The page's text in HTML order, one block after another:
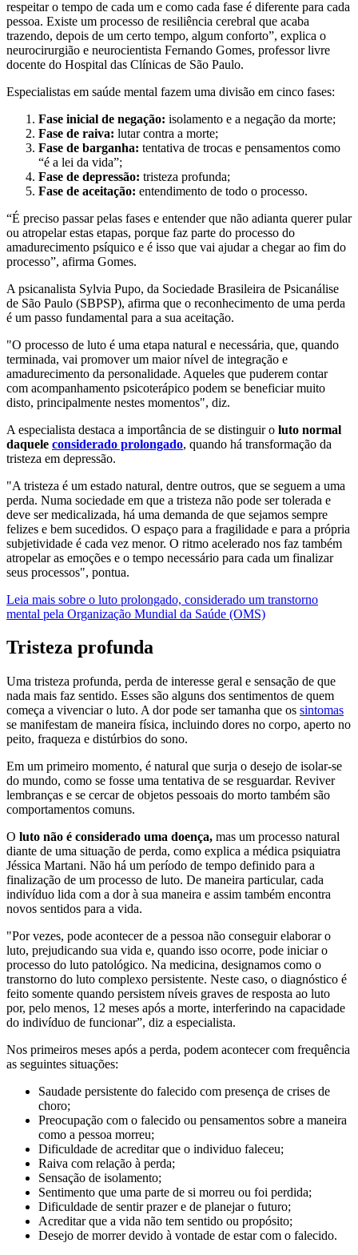
respeitar o tempo de cada um e como cada fase é diferente para cada
pessoa. Existe um processo de resiliência cerebral que acaba
trazendo, depois de um certo tempo, algum conforto”, explica o
neurocirurgião e neurocientista Fernando Gomes, professor livre
docente do Hospital das Clínicas de São Paulo.
Especialistas em saúde mental fazem uma divisão em cinco fases:
Fase inicial de negação: isolamento e a negação da morte;
Fase de raiva: lutar contra a morte;
Fase de barganha: tentativa de trocas e pensamentos como
“é a lei da vida”;
Fase de depressão: tristeza profunda;
Fase de aceitação: entendimento de todo o processo.
“É preciso passar pelas fases e entender que não adianta querer pular
ou atropelar estas etapas, porque faz parte do processo do
amadurecimento psíquico e é isso que vai ajudar a chegar ao fim do
processo”, afirma Gomes.
A psicanalista Sylvia Pupo, da Sociedade Brasileira de Psicanálise
de São Paulo (SBPSP), afirma que o reconhecimento de uma perda
é um passo fundamental para a sua aceitação.
"O processo de luto é uma etapa natural e necessária, que, quando
terminada, vai promover um maior nível de integração e
amadurecimento da personalidade. Aqueles que puderem contar
com acompanhamento psicoterápico podem se beneficiar muito
disto, principalmente nestes momentos", diz.
A especialista destaca a importância de se distinguir o luto normal
daquele considerado prolongado, quando há transformação da
tristeza em depressão.
"A tristeza é um estado natural, dentre outros, que se seguem a uma
perda. Numa sociedade em que a tristeza não pode ser tolerada e
deve ser medicalizada, há uma demanda de que sejamos sempre
felizes e bem sucedidos. O espaço para a fragilidade e para a própria
subjetividade é cada vez menor. O ritmo acelerado nos faz também
atropelar as emoções e o tempo necessário para cada um finalizar
seus processos", pontua.
Leia mais sobre o luto prolongado, considerado um transtorno
mental pela Organização Mundial da Saúde (OMS)
Tristeza profunda
Uma tristeza profunda, perda de interesse geral e sensação de que
nada mais faz sentido. Esses são alguns dos sentimentos de quem
começa a vivenciar o luto. A dor pode ser tamanha que os sintomas
se manifestam de maneira física, incluindo dores no corpo, aperto no
peito, fraqueza e distúrbios do sono.
Em um primeiro momento, é natural que surja o desejo de isolar-se
do mundo, como se fosse uma tentativa de se resguardar. Reviver
lembranças e se cercar de objetos pessoais do morto também são
comportamentos comuns.
O luto não é considerado uma doença, mas um processo natural
diante de uma situação de perda, como explica a médica psiquiatra
Jéssica Martani. Não há um período de tempo definido para a
finalização de um processo de luto. De maneira particular, cada
indivíduo lida com a dor à sua maneira e assim também encontra
novos sentidos para a vida.
"Por vezes, pode acontecer de a pessoa não conseguir elaborar o
luto, prejudicando sua vida e, quando isso ocorre, pode iniciar o
processo do luto patológico. Na medicina, designamos como o
transtorno do luto complexo persistente. Neste caso, o diagnóstico é
feito somente quando persistem níveis graves de resposta ao luto
por, pelo menos, 12 meses após a morte, interferindo na capacidade
do indivíduo de funcionar”, diz a especialista.
Nos primeiros meses após a perda, podem acontecer com frequência
as seguintes situações:
Saudade persistente do falecido com presença de crises de
choro;
Preocupação com o falecido ou pensamentos sobre a maneira
como a pessoa morreu;
Dificuldade de acreditar que o individuo faleceu;
Raiva com relação à perda;
Sensação de isolamento;
Sentimento que uma parte de si morreu ou foi perdida;
Dificuldade de sentir prazer e de planejar o futuro;
Acreditar que a vida não tem sentido ou propósito;
Desejo de morrer devido à vontade de estar com o falecido.